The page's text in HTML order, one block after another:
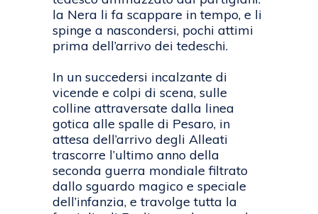
la Nera li fa scappare in tempo, e li
spinge a nascondersi, pochi attimi
prima dell’arrivo dei tedeschi.
In un succedersi incalzante di
vicende e colpi di scena, sulle
colline attraversate dalla linea
gotica alle spalle di Pesaro, in
attesa dell’arrivo degli Alleati
trascorre l’ultimo anno della
seconda guerra mondiale filtrato
dallo sguardo magico e speciale
dell’infanzia, e travolge tutta la